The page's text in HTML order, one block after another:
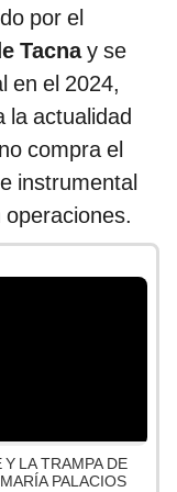
por el
Tacnay se
en el 2024,
la actualidad
compra el
instrumental
LA TRAMPA DE
PALACIOS